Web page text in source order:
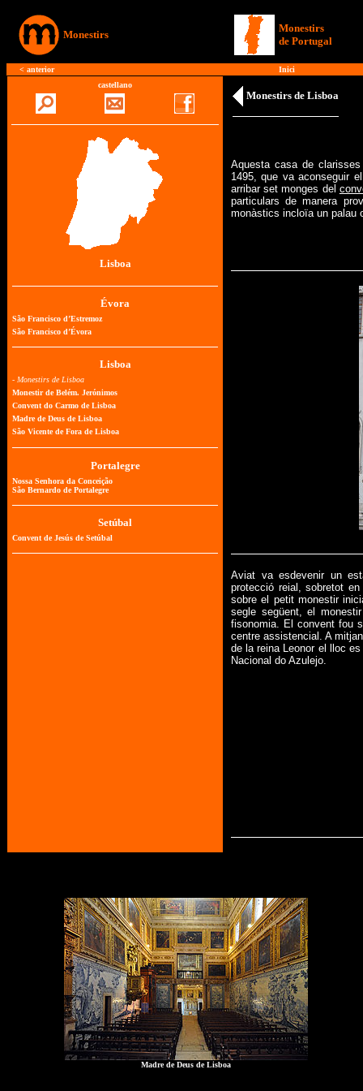
Monestirs
Monestirs
de Portugal
< anterior
Inici
castellano
Lisboa
Monestirs de Lisboa
Aquesta casa de
1495, que va aconseguir
arribar set monges del
particulars de manera
monàstics incloïa un palau
Aviat va esdevenir un
protecció reial, sobretot
sobre el petit monestir
segle següent, el
fisonomia. El convent fou
centre assistencial. A
de la reina Leonor el lloc
Nacional do Azulejo.
Madre de Deus de Lisboa